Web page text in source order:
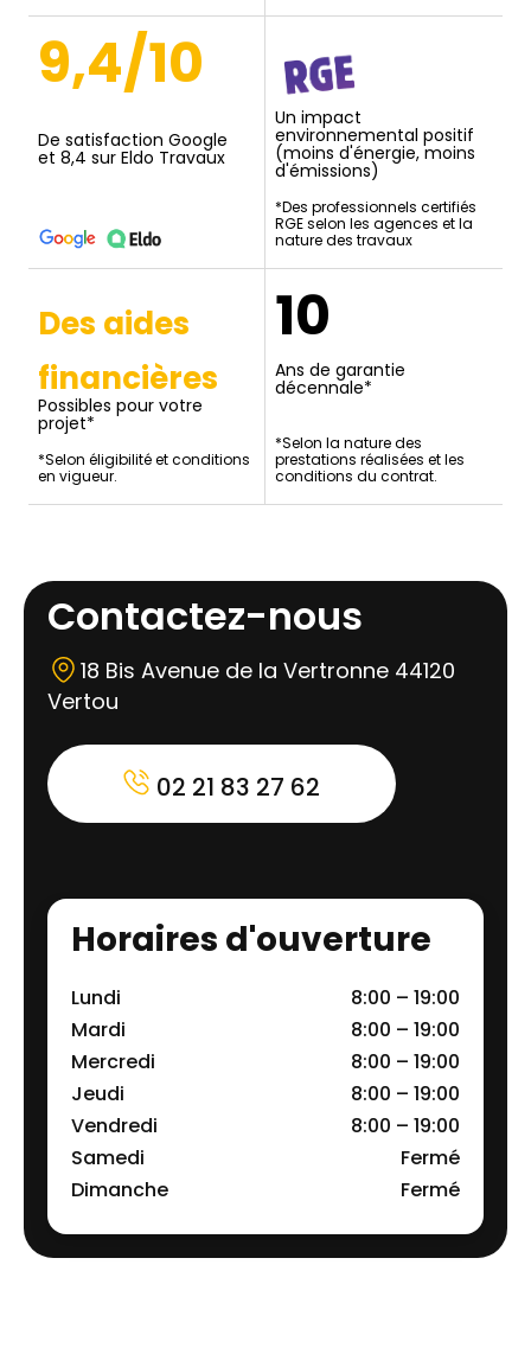
9,4/10
De satisfaction Google
et 8,4 sur Eldo Travaux
Un impact
environnemental positif
(moins d'énergie, moins
d'émissions)
*Des professionnels certifiés
RGE selon les agences et la
nature des travaux
Des aides
financières
Possibles pour votre
projet*
*Selon éligibilité et conditions
en vigueur.
10
Ans de garantie
décennale*
*Selon la nature des
prestations réalisées et les
conditions du contrat.
Contactez-nous
18 Bis Avenue de la Vertronne 44120
Vertou
02 21 83 27 62
Horaires d'ouverture
Lundi
8:00 – 19:00
Mardi
8:00 – 19:00
Mercredi
8:00 – 19:00
Jeudi
8:00 – 19:00
Vendredi
8:00 – 19:00
Samedi
Fermé
Dimanche
Fermé